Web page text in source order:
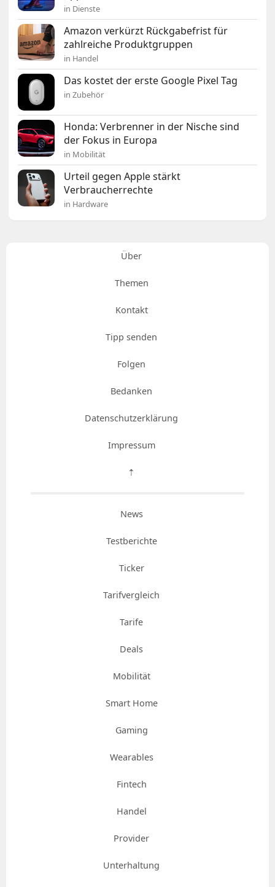
in Dienste
Amazon verkürzt Rückgabefrist für
zahlreiche Produktgruppen
in Handel
Das kostet der erste Google Pixel Tag
in Zubehör
Honda: Verbrenner in der Nische sind
der Fokus in Europa
in Mobilität
Urteil gegen Apple stärkt
Verbraucherrechte
in Hardware
Über
Themen
Kontakt
Tipp senden
Folgen
Bedanken
Datenschutzerklärung
Impressum
⇡
News
Testberichte
Ticker
Tarifvergleich
Tarife
Deals
Mobilität
Smart Home
Gaming
Wearables
Fintech
Handel
Provider
Unterhaltung